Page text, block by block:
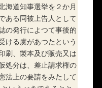
海道知事選挙を２か月
ある同被上告人として
の発行によつて事後的
ける虞があつたという
刷、製本及び販売又は
処分は、差止請求権の
法上の要請をみたして